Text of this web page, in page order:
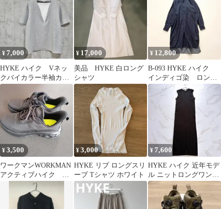
¥7,000
HYKE ハイク Vネッ
クバイカラー半袖カッ
トソー
¥ 17,000
美品 HYKE 白ロング
シャツ
¥ 12,800
B-093 HYKE ハイク
インディゴ染 ロング
ワンピース スタンドカ
¥3,500
ワークマンWORKMAN
アクティブハイク ハ
ーディ ブラック 28.0cm
¥3,000
HYKE リブ ロングスリ
ーブ Tシャツ ホワイト
¥ 7,600
HYKE ハイク 近年モデ
ル ニットロングワンピ
ース ノースリーブ ブラ
ック S